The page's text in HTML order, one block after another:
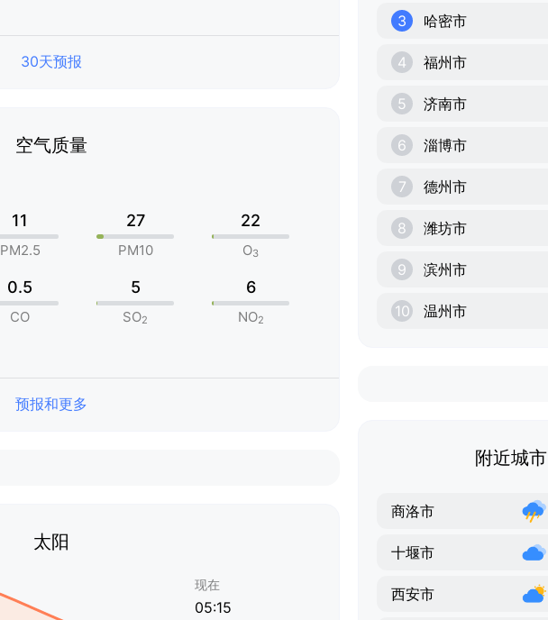
30天预报
空气质量
11
PM2.5
27
PM10
22
O3
0.5
CO
5
SO2
6
NO2
预报和更多
太阳
现在
05:15
3 哈密市
4 福州市
5 济南市
6 淄博市
7 德州市
8 潍坊市
9 滨州市
10 温州市
附近城市
商洛市
十堰市
西安市